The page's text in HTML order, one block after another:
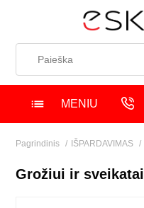
MENIU
Pagrindinis IŠPARDAVIMAS
Grožiui ir sveikatai